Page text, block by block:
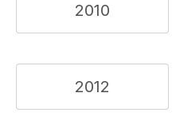
2010
2012